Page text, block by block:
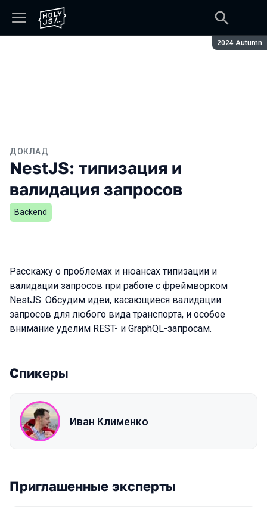
Сезон:
2024 Autumn
ДОКЛАД
NestJS: типизация и
валидация запросов
Backend
Расскажу о проблемах и нюансах типизации и
валидации запросов при работе с фреймворком
NestJS. Обсудим идеи, касающиеся валидации
запросов для любого вида транспорта, и особое
внимание уделим REST- и GraphQL-запросам.
Спикеры
Иван Клименко
Приглашенные эксперты